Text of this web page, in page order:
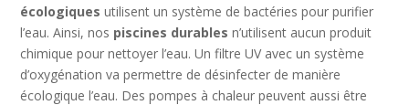
écologiques utilisent un système de bactéries pour purifier
l’eau. Ainsi, nos piscines durables n’utilisent aucun produit
chimique pour nettoyer l’eau. Un filtre UV avec un système
d’oxygénation va permettre de désinfecter de manière
écologique l’eau. Des pompes à chaleur peuvent aussi être